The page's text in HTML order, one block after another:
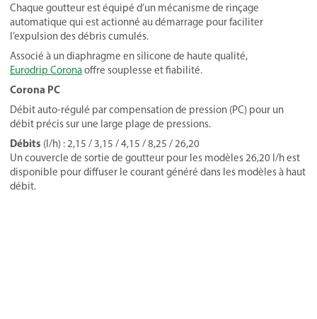
Chaque goutteur est équipé d’un mécanisme de rinçage
automatique qui est actionné au démarrage pour faciliter
l’expulsion des débris cumulés.
Associé à un diaphragme en silicone de haute qualité,
Eurodrip Coronaoffre souplesse et fiabilité.
Corona PC
Débit auto-régulé par compensation de pression (PC) pour un
débit précis sur une large plage de pressions.
Débits (l/h) : 2,15 / 3,15 / 4,15 / 8,25 / 26,20
Un couvercle de sortie de goutteur pour les modèles 26,20 l/h est
disponible pour diffuser le courant généré dans les modèles à haut
débit.